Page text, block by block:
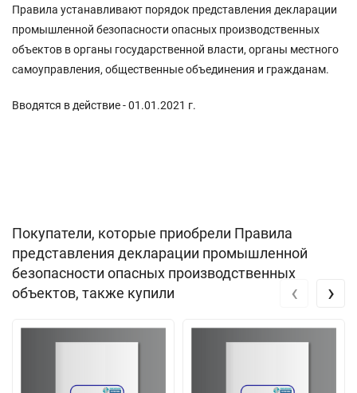
Правила устанавливают порядок представления декларации
промышленной безопасности опасных производственных
объектов в органы государственной власти, органы местного
самоуправления, общественные объединения и гражданам.
Вводятся в действие - 01.01.2021 г.
Покупатели, которые приобрели Правила
представления декларации промышленной
безопасности опасных производственных
объектов, также купили
‹ ›